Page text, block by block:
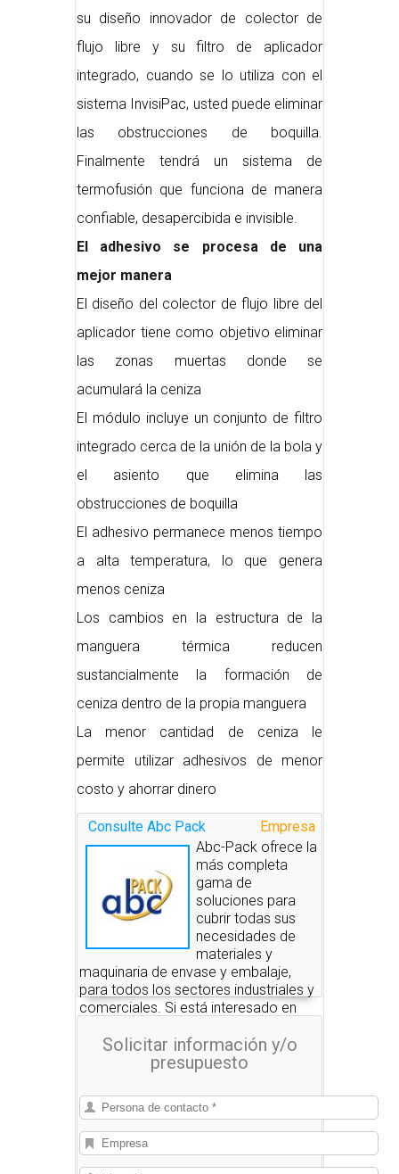
su diseño innovador de colector de
flujo libre y su filtro de aplicador
integrado, cuando se lo utiliza con el
sistema InvisiPac, usted puede eliminar
las obstrucciones de boquilla.
Finalmente tendrá un sistema de
termofusión que funciona de manera
confiable, desapercibida e invisible.
El adhesivo se procesa de una
mejor manera
El diseño del colector de flujo libre del
aplicador tiene como objetivo eliminar
las zonas muertas donde se
acumulará la ceniza
El módulo incluye un conjunto de filtro
integrado cerca de la unión de la bola y
el asiento que elimina las
obstrucciones de boquilla
El adhesivo permanece menos tiempo
a alta temperatura, lo que genera
menos ceniza
Los cambios en la estructura de la
manguera térmica reducen
sustancialmente la formación de
ceniza dentro de la propia manguera
La menor cantidad de ceniza le
permite utilizar adhesivos de menor
costo y ahorrar dinero
Empresa
Consulte Abc Pack
Abc-Pack ofrece la
más completa
gama de
soluciones para
cubrir todas sus
necesidades de
materiales y
maquinaria de envase y embalaje,
para todos los sectores industriales y
comerciales. Si está interesado en
le pondremos en contacto con las
empresas que se los pueden
Solicitar información y/o
presupuesto